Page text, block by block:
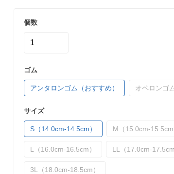
個数
ゴム
アンタロンゴム（おすすめ） オペロンゴ
サイズ
S（14.0cm-14.5cm） M（15.0cm-15.5cm
L（16.0cm-16.5cm） LL（17.0cm-17.5cm
3L（18.0cm-18.5cm）